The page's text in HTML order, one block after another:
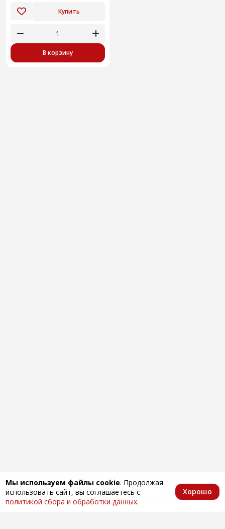
Купить
В корзину
Мы используем файлы cookie. Продолжая
использовать сайт, вы соглашаетесь с
политикой сбора и обработки данных.
Хорошо
Главная КаталогИзбранноеКорзина Аккаунт